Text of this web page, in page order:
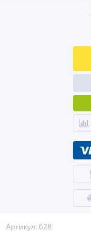
Артикул: 628